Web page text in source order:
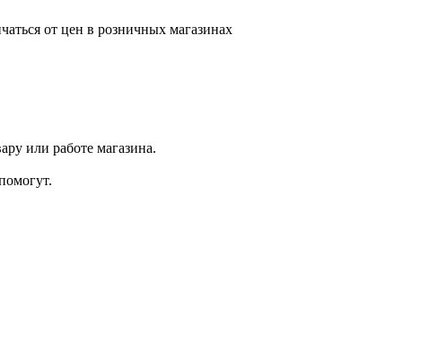
от цен в розничных магазинах
или работе магазина.